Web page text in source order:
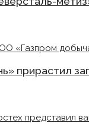
прирастил